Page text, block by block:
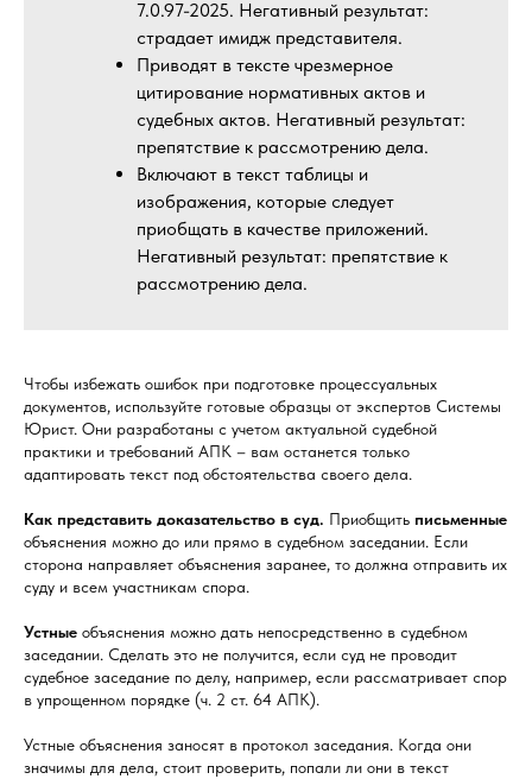
7.0.97-2025. Негативный результат:
страдает имидж представителя.
Приводят в тексте чрезмерное
цитирование нормативных актов и
судебных актов. Негативный результат:
препятствие к рассмотрению дела.
Включают в текст таблицы и
изображения, которые следует
приобщать в качестве приложений.
Негативный результат: препятствие к
рассмотрению дела.
Чтобы избежать ошибок при подготовке процессуальных
документов, используйте готовые образцы от экспертов Системы
Юрист. Они разработаны с учетом актуальной судебной
практики и требований АПК – вам останется только
адаптировать текст под обстоятельства своего дела.
Как представить доказательство в суд. Приобщить письменные
объяснения можно до или прямо в судебном заседании. Если
сторона направляет объяснения заранее, то должна отправить их
суду и всем участникам спора.
Устные объяснения можно дать непосредственно в судебном
заседании. Сделать это не получится, если суд не проводит
судебное заседание по делу, например, если рассматривает спор
в упрощенном порядке (ч. 2 ст. 64 АПК).
Устные объяснения заносят в протокол заседания. Когда они
значимы для дела, стоит проверить, попали ли они в текст